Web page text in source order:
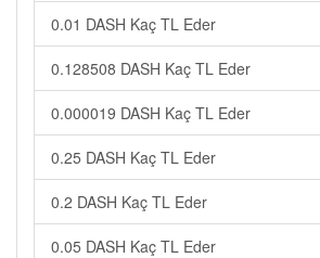
0.01 DASH Kaç TL Eder
0.128508 DASH Kaç TL Eder
0.000019 DASH Kaç TL Eder
0.25 DASH Kaç TL Eder
0.2 DASH Kaç TL Eder
0.05 DASH Kaç TL Eder